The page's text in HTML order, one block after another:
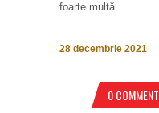
foarte multă...
28 decembrie 2021
0 COMMENT